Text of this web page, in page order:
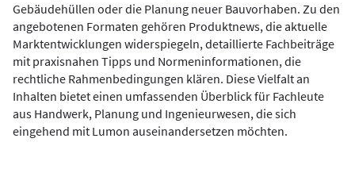
Gebäudehüllen oder die Planung neuer Bauvorhaben. Zu den
angebotenen Formaten gehören Produktnews, die aktuelle
Marktentwicklungen widerspiegeln, detaillierte Fachbeiträge
mit praxisnahen Tipps und Normeninformationen, die
rechtliche Rahmenbedingungen klären. Diese Vielfalt an
Inhalten bietet einen umfassenden Überblick für Fachleute
aus Handwerk, Planung und Ingenieurwesen, die sich
eingehend mit Lumon auseinandersetzen möchten.